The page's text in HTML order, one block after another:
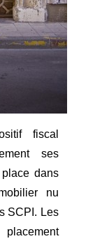
fiscal
ses
dans
nu
SCPI. Les